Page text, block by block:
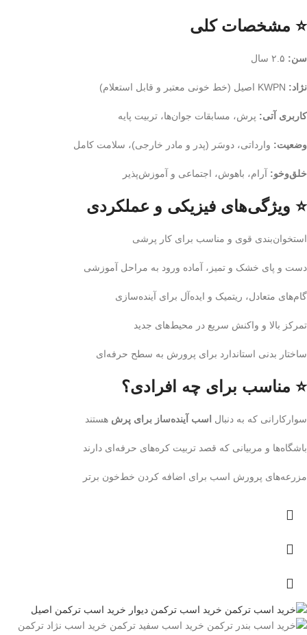
⭐ مشخصات کلی
سن:
نژاد:
کاربری آتی: پرش، مسابقات جوان‌ها، تربیت پایه
وضعیت: وارداتی، دوسَر (پدر و مادر خارجی)، سلامت کامل
خلق‌وخو: آرام، باهوش، اجتماعی و آموزش‌پذیر
⭐ ویژگی‌های فیزیکی و عملکردی
استخوان‌بندی قوی و مناسب برای کار پرشی
دست و پای خشک و تمیز، آماده ورود به مراحل آموزشی
گام‌های متعادل، ریتمیک و ایده‌آل برای آینده‌سازی
تمرکز بالا و واکنش سریع در محیط‌های جدید
ساختار بدنی استاندارد برای پرورش به سطح حرفه‌ای
⭐ مناسب برای چه افرادی؟
سوارکارانی که به دنبال اسب آینده‌ساز برای پرش هستند
باشگاه‌ها و مربیانی که قصد تربیت کره‌های حرفه‌ای دارند
مزرعه‌های پرورش اسب برای اضافه کردن خط‌خون برتر